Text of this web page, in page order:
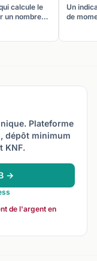
calcule le
un nombre
Un
de
MACD).
Plateforme
dépôt minimum
KNF.
→
de l'argent en